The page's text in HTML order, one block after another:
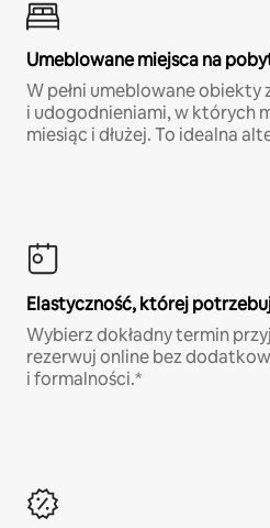
Umeblowane miejsca na
W pełni umeblowane obiekty
i udogodnieniami, w których
miesiąc i dłużej. To idealna
Elastyczność, której
Wybierz dokładny termin
rezerwuj online bez
i formalności.*